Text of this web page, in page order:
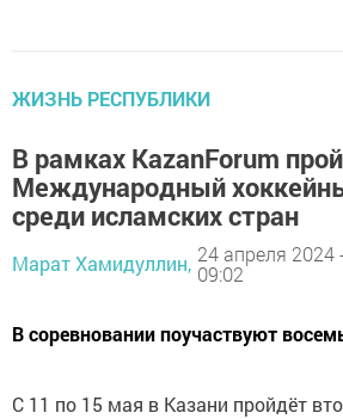
ЖИЗНЬ РЕСПУБЛИКИ
В рамках KazanForum
Международный
среди исламских стран
Марат Хамидуллин, 24 апреля 2024 -
09:02
В соревновании поучаствуют
С 11 по 15 мая в Казани пройдёт